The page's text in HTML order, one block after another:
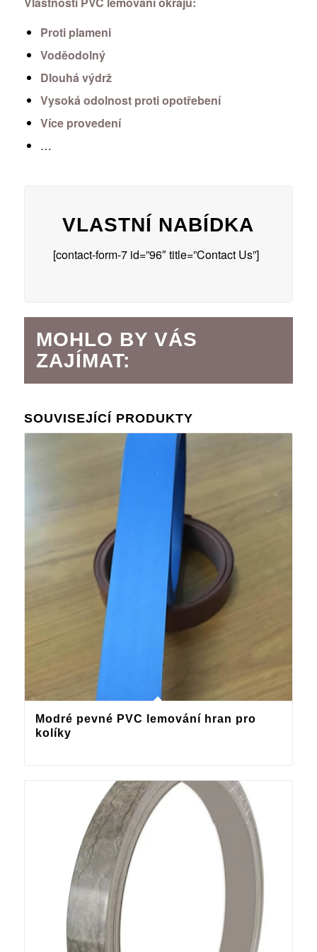
Proti plameni
Voděodolný
Dlouhá výdrž
Vysoká odolnost proti opotřebení
Více provedení
…
VLASTNÍ NABÍDKA
[contact-form-7 id=”96″ title=”Contact Us”]
MOHLO BY VÁS
ZAJÍMAT:
SOUVISEJÍCÍ PRODUKTY
Modré pevné PVC lemování hran pro
kolíky